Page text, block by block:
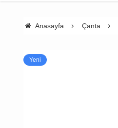
Anasayfa Çanta
Yeni